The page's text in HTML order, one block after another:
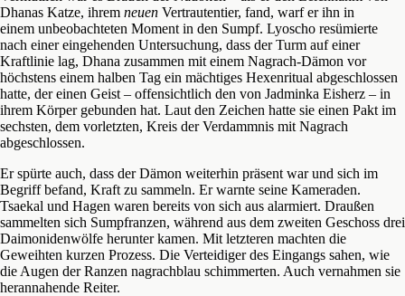
Dhanas Katze, ihrem neuen Vertrautentier, fand, warf er ihn in
einem unbeobachteten Moment in den Sumpf. Lyoscho resümierte
nach einer eingehenden Untersuchung, dass der Turm auf einer
Kraftlinie lag, Dhana zusammen mit einem Nagrach-Dämon vor
höchstens einem halben Tag ein mächtiges Hexenritual abgeschlossen
hatte, der einen Geist – offensichtlich den von Jadminka Eisherz – in
ihrem Körper gebunden hat. Laut den Zeichen hatte sie einen Pakt im
sechsten, dem vorletzten, Kreis der Verdammnis mit Nagrach
abgeschlossen.
Er spürte auch, dass der Dämon weiterhin präsent war und sich im
Begriff befand, Kraft zu sammeln. Er warnte seine Kameraden.
Tsaekal und Hagen waren bereits von sich aus alarmiert. Draußen
sammelten sich Sumpfranzen, während aus dem zweiten Geschoss drei
Daimonidenwölfe herunter kamen. Mit letzteren machten die
Geweihten kurzen Prozess. Die Verteidiger des Eingangs sahen, wie
die Augen der Ranzen nagrachblau schimmerten. Auch vernahmen sie
herannahende Reiter.